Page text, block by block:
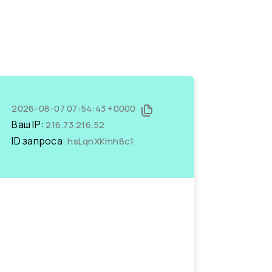
2026-08-07 07:54:43 +0000
Ваш IP:216.73.216.52
ID запроса:hsLqnXKmh8c1